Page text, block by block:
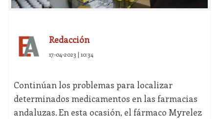
Redacción
17-04-2023 | 10:34
Continúan los problemas para localizar
determinados medicamentos en las farmacias
andaluzas. En esta ocasión, el fármaco Myrelez